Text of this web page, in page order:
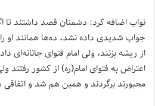
نواب اضافه کرد: دشمنان قصد داشتند
جواب شدیدی داده نشد، ده‌ها همانند او را
اعتراض به فتوای امام(ره) از کشور رفتند
مجبورند برگردند و همین هم شد و اتفاقی